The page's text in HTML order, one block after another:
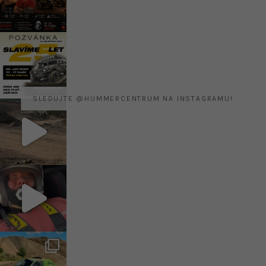
SLEDUJTE @HUMMERCENTRUM NA INSTAGRAMU!